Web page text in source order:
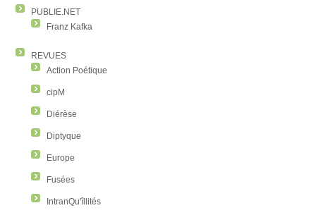
PUBLIE.NET
Franz Kafka
REVUES
Action Poétique
cipM
Diérèse
Diptyque
Europe
Fusées
IntranQu'îllités